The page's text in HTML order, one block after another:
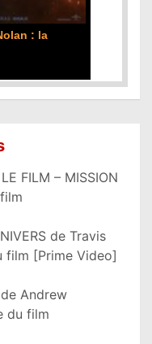
: la
FILM – MISSION
de Travis
film [Prime Video]
Andrew
du film